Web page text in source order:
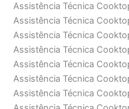
Assistência Técnica
Assistência Técnica
Assistência Técnica
Assistência Técnica
Assistência Técnica
Assistência Técnica
Assistência Técnica